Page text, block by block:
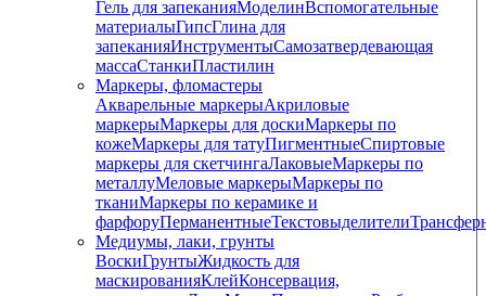
Гель для запеканияМоделинВспомогательные
материалыГипсГлина для
запеканияИнструментыСамозатвердевающая
массаСтанкиПластилин
Маркеры, фломастеры
Акварельные маркерыАкриловые
маркерыМаркеры для доскиМаркеры по
кожеМаркеры для татуПигментныеCпиртовые
маркеры для скетчингаЛаковыеМаркеры по
металлуМеловые маркерыМаркеры по
тканиМаркеры по керамике и
фарфоруПерманентныеТекстовыделители
Медиумы, лаки, грунты
ВоскиГрунтыЖидкость для
маскированияКлейКонсервация,